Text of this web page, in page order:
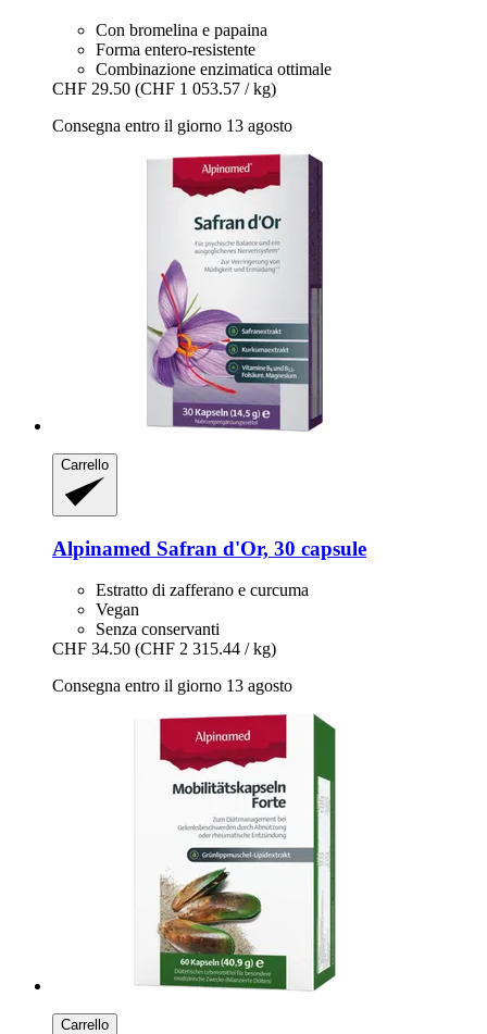
Con bromelina e papaina
Forma entero-resistente
Combinazione enzimatica ottimale
CHF 29.50 (CHF 1 053.57 / kg)
Consegna entro il giorno 13 agosto
Carrello
Alpinamed Safran d'Or, 30 capsule
Estratto di zafferano e curcuma
Vegan
Senza conservanti
CHF 34.50 (CHF 2 315.44 / kg)
Consegna entro il giorno 13 agosto
Carrello